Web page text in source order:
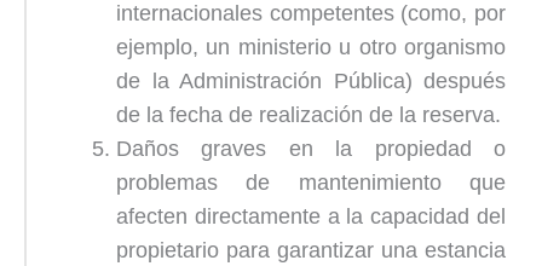
internacionales competentes (como, por
ejemplo, un ministerio u otro organismo
de la Administración Pública) después
de la fecha de realización de la reserva.
Daños graves en la propiedad o
problemas de mantenimiento que
afecten directamente a la capacidad del
propietario para garantizar una estancia